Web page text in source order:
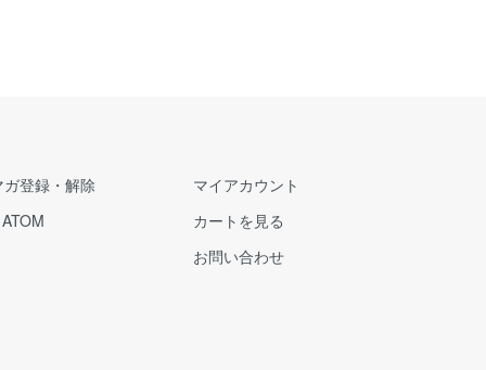
ガ登録・解除
ATOM
マイアカウント
カートを見る
お問い合わせ